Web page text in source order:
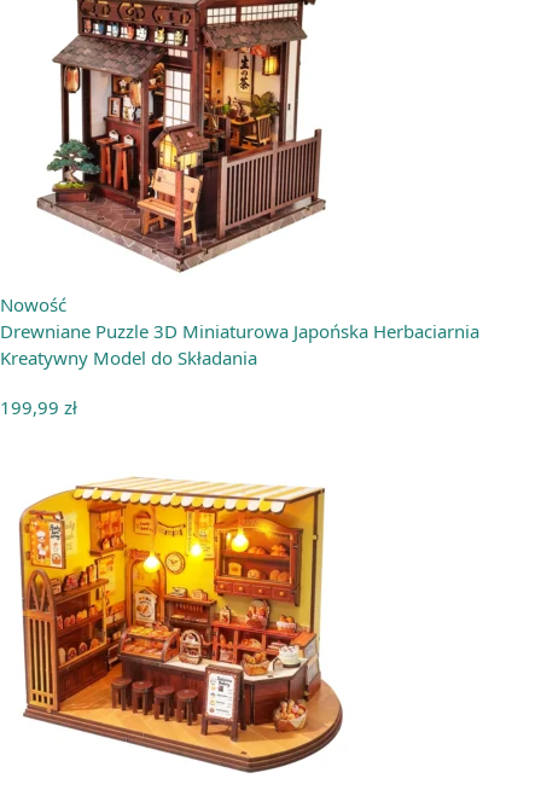
Nowość
Drewniane Puzzle 3D Miniaturowa Japońska Herbaciarnia
Kreatywny Model do Składania
199,99 zł